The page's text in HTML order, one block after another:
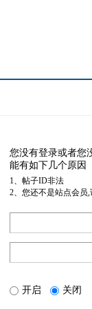
您没有登录或者您
能有如下几个原因
1、帖子ID非法
2、您还不是站点会员
开启 关闭